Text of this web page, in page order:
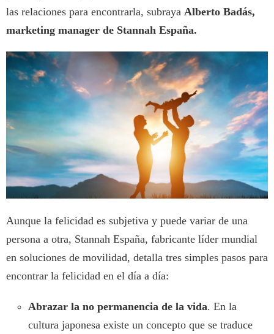
las relaciones para encontrarla, subraya Alberto Badás,
marketing manager de Stannah España.
Aunque la felicidad es subjetiva y puede variar de una
persona a otra, Stannah España, fabricante líder mundial
en soluciones de movilidad, detalla tres simples pasos para
encontrar la felicidad en el día a día:
Abrazar la no permanencia de la vida. En la
cultura japonesa existe un concepto que se traduce